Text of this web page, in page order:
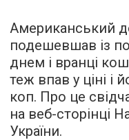
Американський
подешевшав із
днем і вранці
теж впав у ціні і
коп. Про це
на веб-сторінці
України.